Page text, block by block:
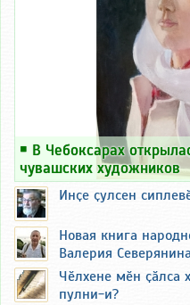
￭ В Чебоксарах
чувашских художников
Инҫе ҫулсен
Новая книга
Валерия Северянина
Чӗлхене мӗн ҫӑлса
пулни-и?